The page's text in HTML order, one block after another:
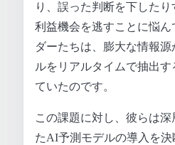
り、誤った判断を下した
利益機会を逃すことに悩
ダーたちは、膨大な情報
ルをリアルタイムで抽出
ていたのです。
この課題に対し、彼らは
たAI予測モデルの導入を